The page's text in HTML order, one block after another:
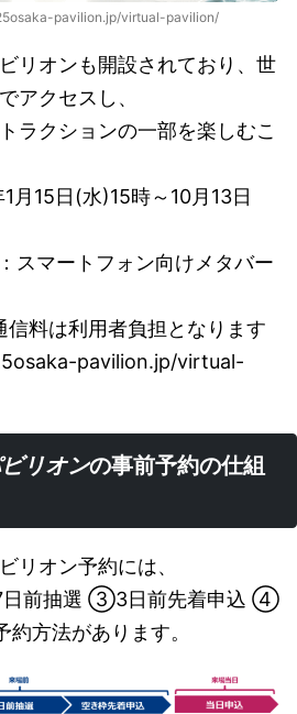
pavilion.jp/virtual-pavilion/
リオンも開設されており、世
アクセスし、
ラクションの一部を楽しむこ
15日(水)15時～10月13日
スマートフォン向けメタバー
料は利用者負担となります
pavilion.jp/virtual-
リオンの事前予約の仕組
リオン予約には、
前抽選 ③3日前先着申込 ④
方法があります。